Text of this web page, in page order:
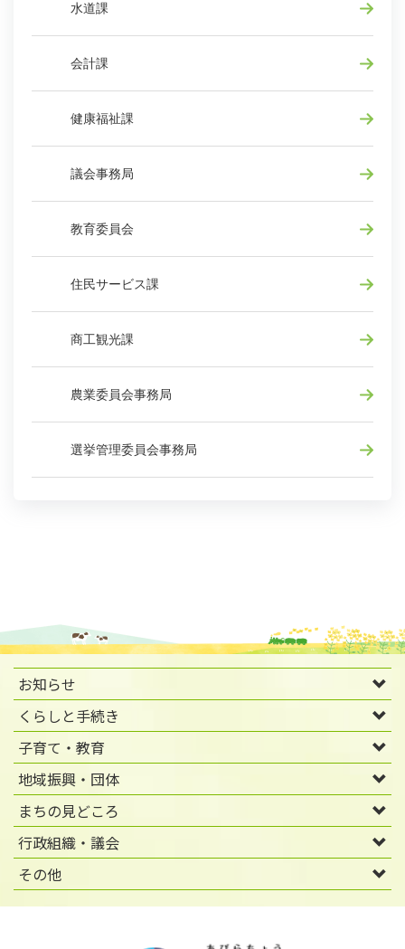
水道課
会計課
健康福祉課
議会事務局
教育委員会
住民サービス課
商工観光課
農業委員会事務局
選挙管理委員会事務局
お知らせ
くらしと手続き
子育て・教育
地域振興・団体
まちの見どころ
行政組織・議会
その他